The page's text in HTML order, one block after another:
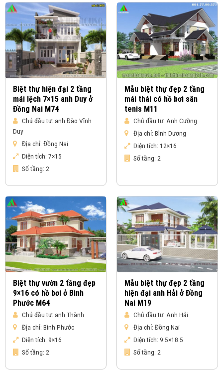
Biệt thự hiện đại 2 tầng
mái lệch 7×15 anh Duy ở
Đồng Nai M74
Chủ đầu tư: anh Đào Vĩnh
Duy
Địa chỉ: Đồng Nai
Diện tích: 7×15
Số tầng: 2
Mẫu biệt thự đẹp 2 tầng
mái thái có hồ bơi sân
tenis M11
Chủ đầu tư: Anh Cường
Địa chỉ: Bình Dương
Diện tích: 12×16
Số tầng: 2
Biệt thự vườn 2 tầng đẹp
9×16 có hồ bơi ở Bình
Phước M64
Chủ đầu tư: anh Thành
Địa chỉ: Bình Phước
Diện tích: 9×16
Số tầng: 2
Mẫu biệt thự đẹp 2 tầng
hiện đại anh Hải ở Đồng
Nai M19
Chủ đầu tư: Anh Hải
Địa chỉ: Đồng Nai
Diện tích: 9.5×18.5
Số tầng: 2